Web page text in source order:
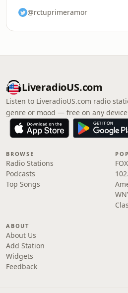
@rctuprimeramor
LiveradioUS.com
Listen to LiveradioUS.com radio
genre or mood — free on any
BROWSE
Radio Stations
Podcasts
Top Songs
ABOUT
About Us
Add Station
Widgets
Feedback